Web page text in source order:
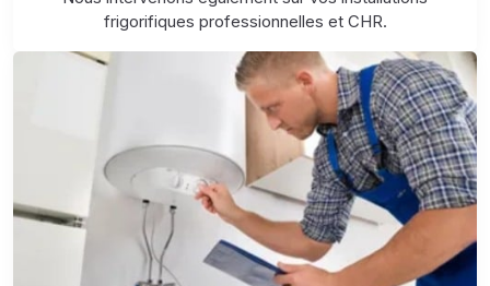
frigorifiques professionnelles et CHR.